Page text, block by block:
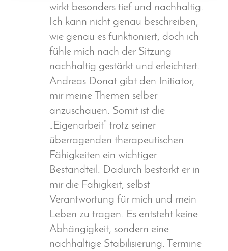
wirkt besonders tief und nachhaltig.
Ich kann nicht genau beschreiben,
wie genau es funktioniert, doch ich
fühle mich nach der Sitzung
nachhaltig gestärkt und erleichtert.
Andreas Donat gibt den Initiator,
mir meine Themen selber
anzuschauen. Somit ist die
„Eigenarbeit“ trotz seiner
überragenden therapeutischen
Fähigkeiten ein wichtiger
Bestandteil. Dadurch bestärkt er in
mir die Fähigkeit, selbst
Verantwortung für mich und mein
Leben zu tragen. Es entsteht keine
Abhängigkeit, sondern eine
nachhaltige Stabilisierung. Termine